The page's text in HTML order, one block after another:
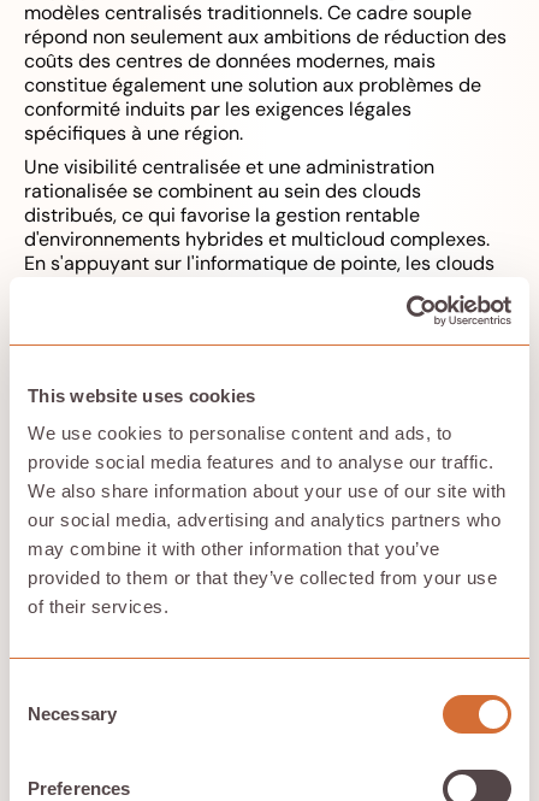
This website uses cookies
We use cookies to personalise content and ads, to
provide social media features and to analyse our traffic.
We also share information about your use of our site with
our social media, advertising and analytics partners who
may combine it with other information that you’ve
provided to them or that they’ve collected from your use
of their services.
Selection
Necessary
Preferences
modèles centralisés traditionnels. Ce cadre souple
répond non seulement aux ambitions de réduction des
coûts des centres de données modernes, mais
constitue également une solution aux problèmes de
conformité induits par les exigences légales
spécifiques à une région.
Une visibilité centralisée et une administration
rationalisée se combinent au sein des clouds
distribués, ce qui favorise la gestion rentable
d'environnements hybrides et multicloud complexes.
En s'appuyant sur l'informatique de pointe, les clouds
source, améliorant ainsi les performances tout en
L'avantage de Hivenet
Le calcul est un gage d'efficacité dansinformatique en
nuagearena, adaptée aux exigences uniques des
charges de travail GenAI. Compute by Hivenet offre les
avantages suivants :
Abordabilité : réduit les coûts et offre un sanctuaire
aux utilisateurs soucieux de leur budget.
garantit la sécurité de vos données.
locales pour l'inférence d'IA en temps réel. Cette
puissante combinaison permet de relever les défis